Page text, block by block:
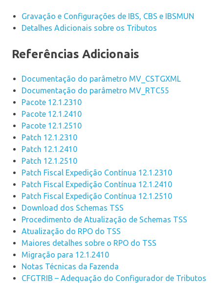
Gravação e Configurações de IBS, CBS e IBSMUN
Detalhes Adicionais sobre os Tributos
Referências Adicionais
Documentação do parâmetro MV_CSTGXML
Documentação do parâmetro MV_RTC55
Pacote 12.1.2310
Pacote 12.1.2410
Pacote 12.1.2510
Patch 12.1.2310
Patch 12.1.2410
Patch 12.1.2510
Patch Fiscal Expedição Contínua 12.1.2310
Patch Fiscal Expedição Contínua 12.1.2410
Patch Fiscal Expedição Contínua 12.1.2510
Download dos Schemas TSS
Procedimento de Atualização de Schemas TSS
Atualização do RPO do TSS
Maiores detalhes sobre o RPO do TSS
Migração para 12.1.2410
Notas Técnicas da Fazenda
CFGTRIB – Adequação do Configurador de Tributos